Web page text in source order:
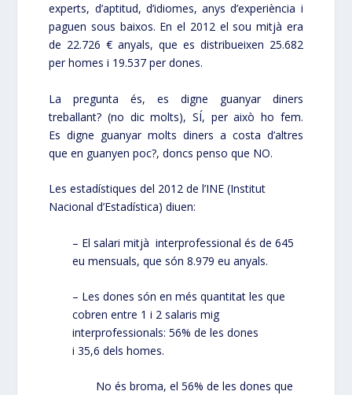
experts, d’aptitud, d’idiomes, anys d’experiència i
paguen sous baixos. En el 2012 el sou mitjà era
de 22.726 € anyals, que es distribueixen 25.682
per homes i 19.537 per dones.
La pregunta és, es digne guanyar diners
treballant? (no dic molts), SÍ, per això ho fem.
Es digne guanyar molts diners a costa d’altres
que en guanyen poc?, doncs penso que NO.
Les estadístiques del 2012 de l’INE (Institut
Nacional d’Estadística) diuen:
– El salari mitjà interprofessional és de 645
eu mensuals, que són 8.979 eu anyals.
– Les dones són en més quantitat les que
cobren entre 1 i 2 salaris mig
interprofessionals: 56% de les dones
i 35,6 dels homes.
No és broma, el 56% de les dones que